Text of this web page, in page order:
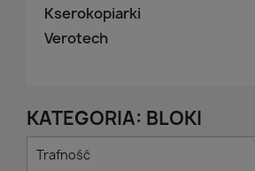
Kserokopiarki
Verotech
KATEGORIA: BLOKI
Trafność